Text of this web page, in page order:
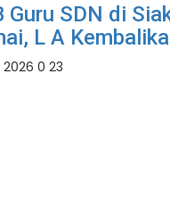
Guru SDN di
L A
2026 0 23